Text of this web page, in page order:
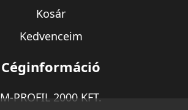
Kosár
Kedvenceim
Céginformáció
M-PROFIL 2000 KFT.